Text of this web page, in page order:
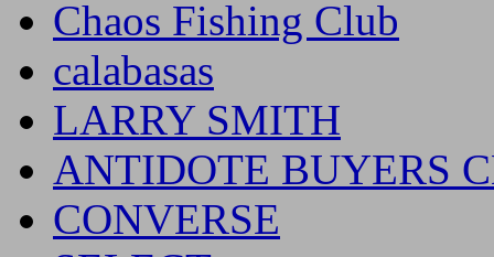
Chaos Fishing Club
calabasas
LARRY SMITH
ANTIDOTE BUYERS
CONVERSE